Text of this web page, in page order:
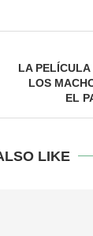
LA PELÍCULA
LOS
EL
LIKE